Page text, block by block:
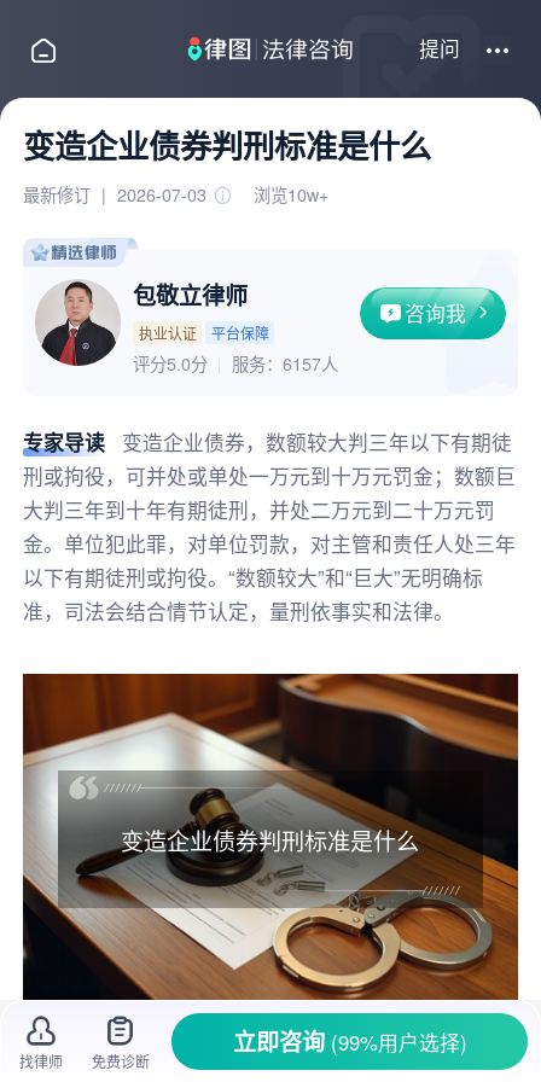
提问
变造企业债券判刑标准是什么
最新修订 | 2026-07-03 浏览10w+
包敬立律师
执业认证 平台保障
咨询我
评分5.0分 服务： 6157人
专家导读
变造企业债券，数额较大判三年以下有期徒
刑或拘役，可并处或单处一万元到十万元罚金；数额巨
大判三年到十年有期徒刑，并处二万元到二十万元罚
金。单位犯此罪，对单位罚款，对主管和责任人处三年
以下有期徒刑或拘役。“数额较大”和“巨大”无明确标
准，司法会结合情节认定，量刑依事实和法律。
变造企业债券判刑标准是什么
一、变造 企业债券判刑标准是什么
找律师 免费诊断
立即咨询 (99%用户选择)